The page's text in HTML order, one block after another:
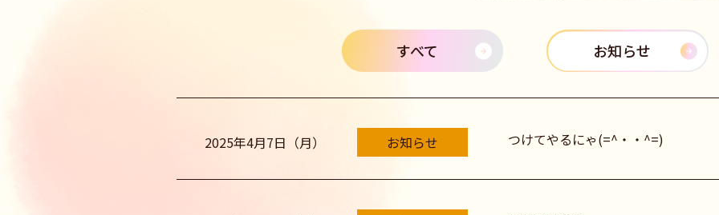
すべて お知らせ
2025年4月7日（月） お知らせ つけてやるにゃ(=^・・^=)